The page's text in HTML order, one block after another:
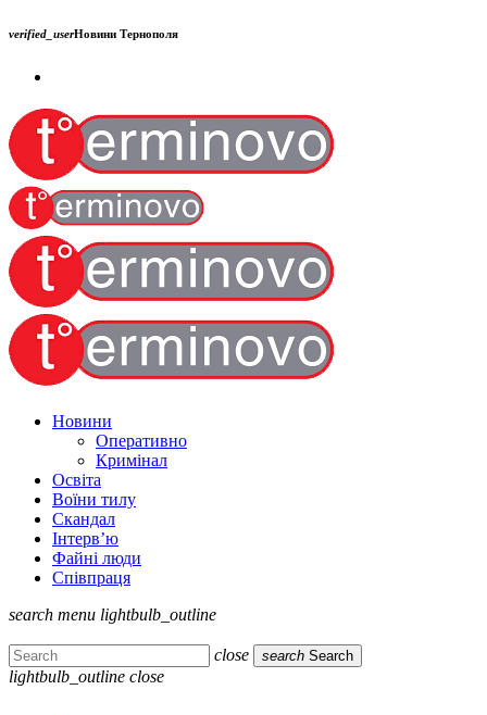
verified_userНовини Тернополя
Новини
Оперативно
Кримінал
Освіта
Воїни тилу
Скандал
Інтерв’ю
Файні люди
Співпраця
search menu lightbulb_outline
close search Search
lightbulb_outline close